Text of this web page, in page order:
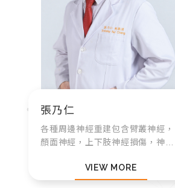
張乃仁
各種周邊神經重建包含臂叢神經，
顏面神經，上下肢神經損傷，神經
群，胸腔出口症候群），交感神經
鍊重建手術。各種顯微重建包含頭
VIEW MORE